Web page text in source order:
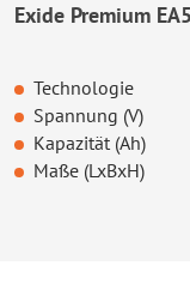
Exide Premium
Technologie
Spannung (V)
Kapazität (Ah)
Maße (LxBxH)